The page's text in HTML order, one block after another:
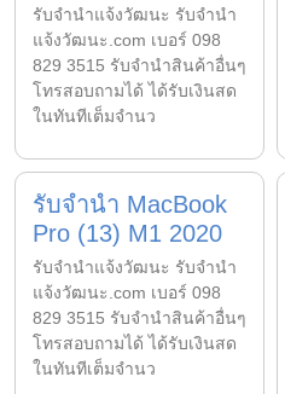
รับจํานําแจ้งวัฒนะ รับจํานํา
แจ้งวัฒนะ.com เบอร์ 098
829 3515 รับจำนำสินค้าอื่นๆ
โทรสอบถามได้ ได้รับเงินสด
ในทันทีเต็มจำนว
รับจำนำ MacBook
Pro (13) M1 2020
รับจํานําแจ้งวัฒนะ รับจํานํา
แจ้งวัฒนะ.com เบอร์ 098
829 3515 รับจำนำสินค้าอื่นๆ
โทรสอบถามได้ ได้รับเงินสด
ในทันทีเต็มจำนว